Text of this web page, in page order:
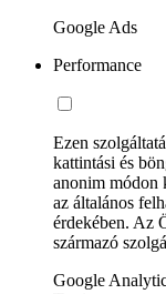
Google Ads
Performance
Ezen
kattintási és
anonim módon
az általános
érdekében. Az
származó
Google